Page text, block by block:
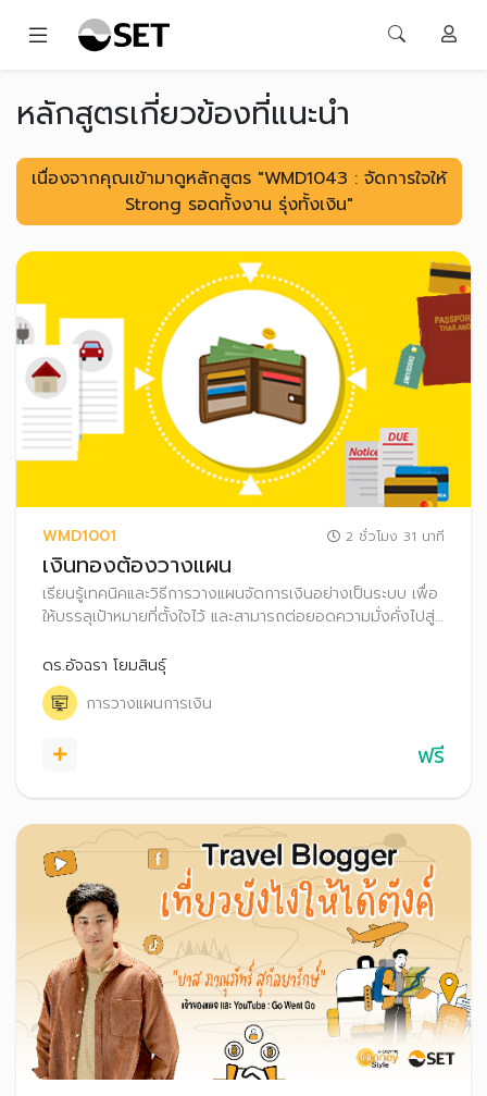
หลักสูตรเกี่ยวข้องที่แนะนำ
เนื่องจากคุณเข้ามาดูหลักสูตร "WMD1043 : จัดการใจให้
Strong รอดทั้งงาน รุ่งทั้งเงิน"
WMD1001 2 ชั่วโมง 31 นาที
เงินทองต้องวางแผน
เรียนรู้เทคนิคและวิธีการวางแผนจัดการเงินอย่างเป็นระบบ เพื่อ
ให้บรรลุเป้าหมายที่ตั้งใจไว้ และสามารถต่อยอดความมั่งคั่งไปสู่
ดร.อัจฉรา โยมสินธุ์
การวางแผนการเงิน
ฟรี